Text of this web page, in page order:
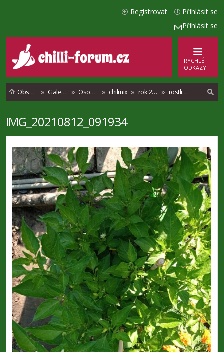
Přihlásit se
Přihlásit se
Registrovat
RYCHLÉ
ODKAZY
Obsah fóra Galerie Osobní alba chilmix rok 2021 rostlinky
e
IMG_20210812_091934